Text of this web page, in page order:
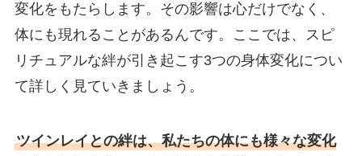
変化をもたらします。その影響は心だけでなく、
体にも現れることがあるんです。ここでは、スピ
リチュアルな絆が引き起こす3つの身体変化につい
て詳しく見ていきましょう。
ツインレイとの絆は、私たちの体にも様々な変化